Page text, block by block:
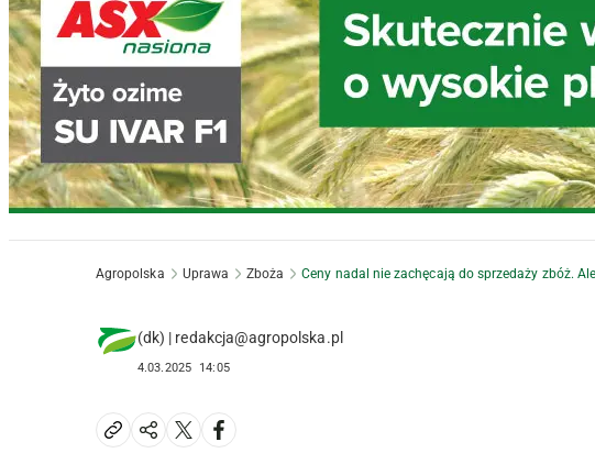
Agropolska Uprawa Zboża Ceny nadal nie zachęcają do sprzedaży zbóż.
(dk) | redakcja@agropolska.pl
4.03.2025 14:05